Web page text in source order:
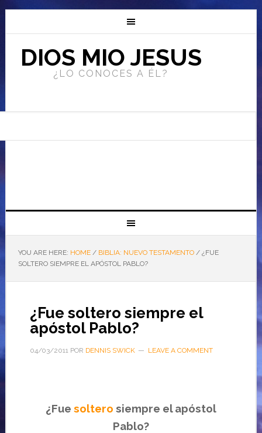
DIOS MIO JESUS
¿LO CONOCES A ÉL?
YOU ARE HERE: HOME / BIBLIA: NUEVO TESTAMENTO /¿FUE
SOLTERO SIEMPRE EL APÓSTOL PABLO?
¿Fue soltero siempre el
apóstol Pablo?
04/03/2011POR DENNIS SWICK LEAVE A COMMENT
¿Fue soltero siempre el apóstol
Pablo?